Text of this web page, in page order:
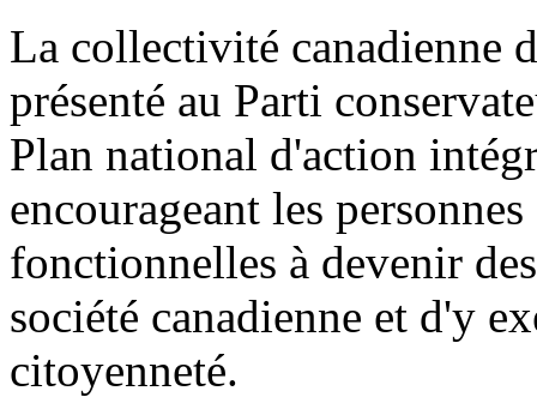
La collectivité canadienne
présenté au Parti
Plan national d'action
encourageant les
fonctionnelles à devenir
société canadienne et d'y
citoyenneté.